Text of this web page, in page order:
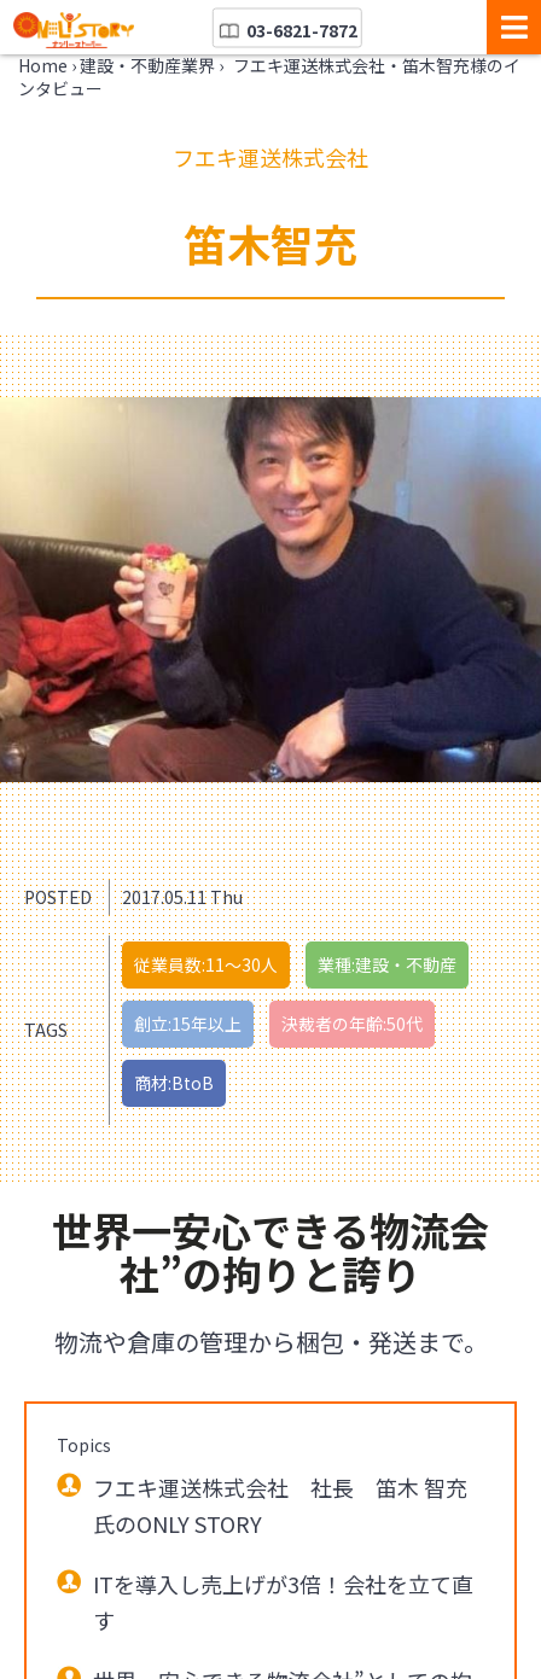
03-6821-7872
Home ›建設・不動産業界 › フエキ運送株式会社・笛木智充様のイ
ンタビュー
フエキ運送株式会社
笛木智充
POSTED 2017.05.11 Thu
TAGS
従業員数:11〜30人 業種:建設・不動産
創立:15年以上 決裁者の年齢:50代
商材:BtoB
世界一安心できる物流会
社”の拘りと誇り
物流や倉庫の管理から梱包・発送まで。
Topics
フエキ運送株式会社 社長 笛木 智充
氏のONLY STORY
ITを導入し売上げが3倍！会社を立て直
す